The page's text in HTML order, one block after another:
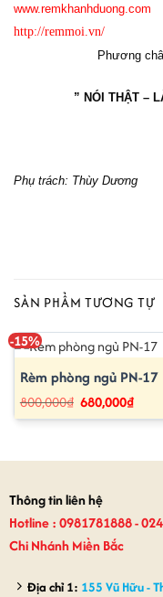
www.remkhanhduong.com
http://remmoi.vn/
Phương
” NÓI THẬT –
Phụ trách: Thùy Dương
SẢN PHẨM TƯƠNG TỰ
-15%
Rèm phòng ngủ PN-17
800,000₫ Giá
gốc
là:
680,000₫Giá
hiện
tại
Thông tin liên hệ
Hotline : 0981781888 -
Chi Nhánh Miền Bắc
Địa chỉ 1: 155 Vũ Hữu -